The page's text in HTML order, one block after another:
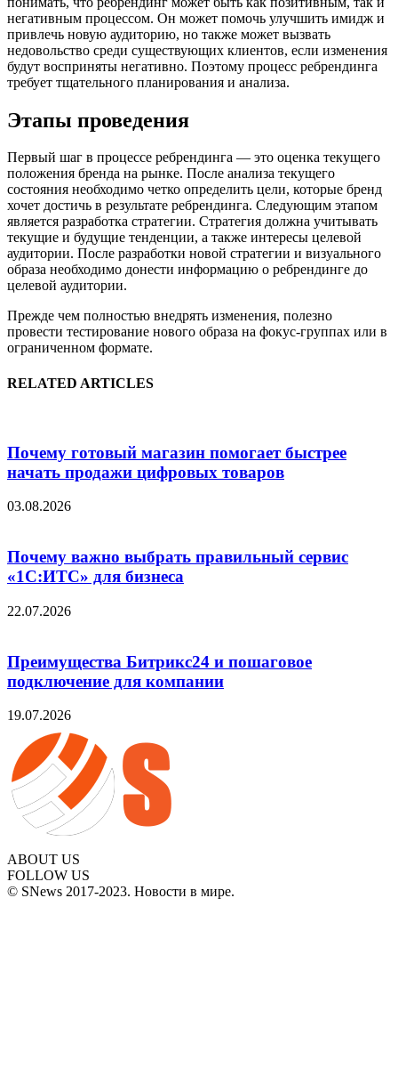
негативным процессом. Он может помочь улучшить имидж и
привлечь новую аудиторию, но также может вызвать
недовольство среди существующих клиентов, если изменения
будут восприняты негативно. Поэтому процесс ребрендинга
требует тщательного планирования и анализа.
Этапы проведения
Первый шаг в процессе ребрендинга — это оценка текущего
положения бренда на рынке. После анализа текущего
состояния необходимо четко определить цели, которые бренд
хочет достичь в результате ребрендинга. Следующим этапом
является разработка стратегии. Стратегия должна учитывать
текущие и будущие тенденции, а также интересы целевой
аудитории. После разработки новой стратегии и визуального
образа необходимо донести информацию о ребрендинге до
целевой аудитории.
Прежде чем полностью внедрять изменения, полезно
провести тестирование нового образа на фокус-группах или в
ограниченном формате.
RELATED ARTICLES
Почему готовый магазин помогает быстрее
начать продажи цифровых товаров
03.08.2026
Почему важно выбрать правильный сервис
«1С:ИТС» для бизнеса
22.07.2026
Преимущества Битрикс24 и пошаговое
подключение для компании
19.07.2026
ABOUT US
FOLLOW US
© SNews 2017-2023. Новости в мире.